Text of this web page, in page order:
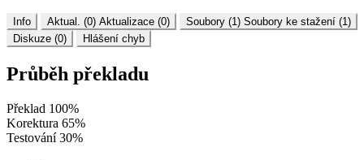
Info Aktual. (0) Aktualizace (0) Soubory (1) Soubory ke stažení (1)
Diskuze (0)
Hlášení chyb
Průběh překladu
Překlad 100%
Korektura 65%
Testování 30%